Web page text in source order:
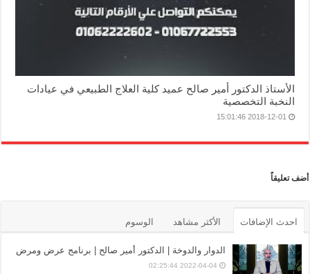
الأستاذ الدكتور أمير صالح عميد كلية العلاج الطبيعي في عيادات
النخبة التخصصية
2018-12-01 15:01:46
أضف تعليقاً
احدث الإضافات الأكثر مشاهد الوسوم
الدوار والدوخة | الدكتور أمير صالح | برنامج عرض ومرض
2022-04-04 02:25:44